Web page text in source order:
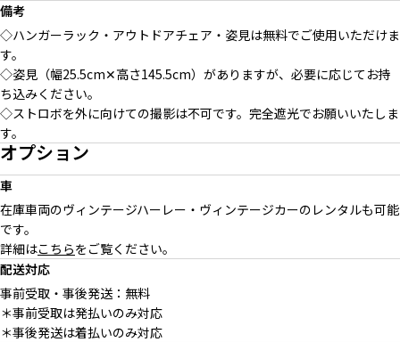
備考
◇ハンガーラック・アウトドアチェア・姿見は無料でご使用いただけま
す。
◇姿見（幅25.5cm✕高さ145.5cm）がありますが、必要に応じてお持
ち込みください。
◇ストロボを外に向けての撮影は不可です。完全遮光でお願いいたしま
す。
オプション
車
在庫車両のヴィンテージハーレー・ヴィンテージカーのレンタルも可能
です。
詳細はこちらをご覧ください。
配送対応
事前受取・事後発送：無料
＊事前受取は発払いのみ対応
＊事後発送は着払いのみ対応